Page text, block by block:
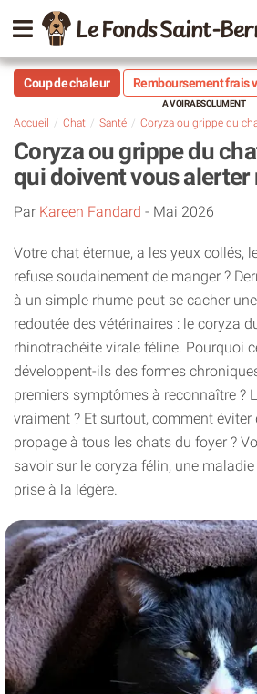
Le Fonds Saint-
Coup de chaleur Remboursement frais
Accueil Chat Santé
Coryza ou grippe du
qui doivent vous
Par Kareen Fandard - Mai 2026
Votre chat éternue, a les yeux collés,
refuse soudainement de manger ?
à un simple rhume peut se cacher
redoutée des vétérinaires : le coryza
rhinotrachéite virale féline. Pourquoi
développent-ils des formes
premiers symptômes à reconnaître ?
vraiment ? Et surtout, comment
propage à tous les chats du foyer ?
savoir sur le coryza félin, une
prise à la légère.